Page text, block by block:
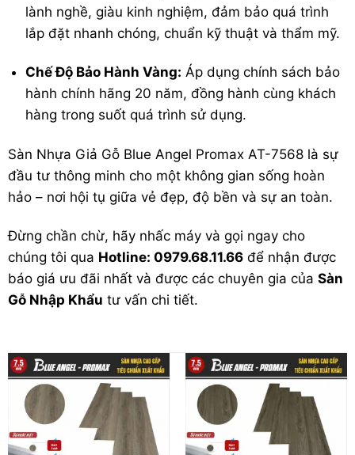
lành nghề, giàu kinh nghiệm, đảm bảo quá trình
lắp đặt nhanh chóng, chuẩn kỹ thuật và thẩm mỹ.
Chế Độ Bảo Hành Vàng: Áp dụng chính sách bảo
hành chính hãng 20 năm, đồng hành cùng khách
hàng trong suốt quá trình sử dụng.
Sàn Nhựa Giả Gỗ Blue Angel Promax AT-7568 là sự
đầu tư thông minh cho một không gian sống hoàn
hảo – nơi hội tụ giữa vẻ đẹp, độ bền và sự an toàn.
Đừng chần chừ, hãy nhấc máy và gọi ngay cho
chúng tôi qua Hotline: 0979.68.11.66 để nhận được
báo giá ưu đãi nhất và được các chuyên gia của Sàn
Gỗ Nhập Khẩu tư vấn chi tiết.